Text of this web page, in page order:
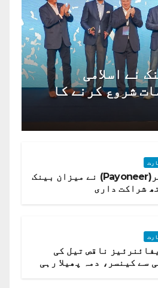
نے اسلامی
شروع کرنے کا
پیونیر(Payoneer) نے میزان بینک
شراکت داری
ناقص تیل کی
سے کینسر، دمہ پھیلا رہی